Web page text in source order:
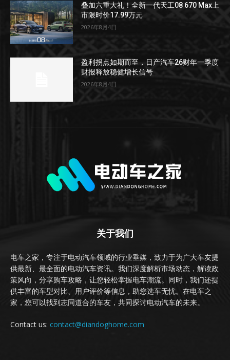
叠加六重大礼！全新一代天工08 670 Max上
市限时价17.99万元
2026年8月4日
盈利拐点如期而至，日产汽车26财年一季度
财报释放稳健增长信号
2026年8月4日
关于我们
电车之家，专注于电动汽车领域的行业垂媒，致力于为广大车友提
供最新、最全面的电动汽车资讯。我们深度解析市场动态，解读政
策风向，分享购车攻略，让您轻松掌握电车潮流。同时，我们还提
供丰富的车型对比、用户评价等信息，助您选车无忧。在电车之
家，您可以找到志同道合的车友，共同探讨电动汽车的未来。
Contact us: contact@diandoghome.com